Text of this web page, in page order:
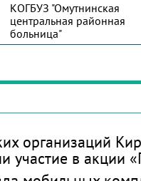
КОГБУЗ "Омутнинская
центральная районная
больница"
организаций
участие в акции